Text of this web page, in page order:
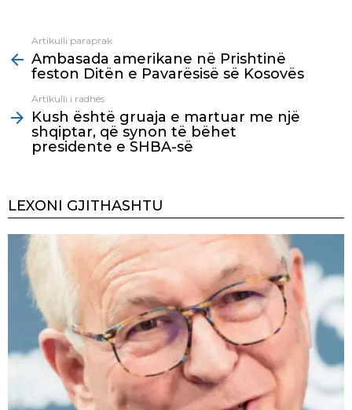
more
Artikulli paraprak
Ambasada amerikane në Prishtinë
feston Ditën e Pavarësisë së Kosovës
Artikulli i radhës
Kush është gruaja e martuar me një
shqiptar, që synon të bëhet
presidente e SHBA-së
LEXONI GJITHASHTU